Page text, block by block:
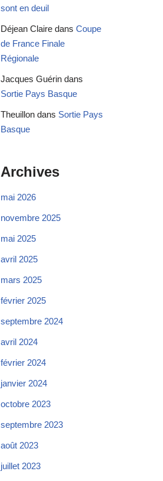
sont en deuil
Déjean Claire dans Coupe
de France Finale
Régionale
Jacques Guérin dans
Sortie Pays Basque
Theuillon dans Sortie Pays
Basque
Archives
mai 2026
novembre 2025
mai 2025
avril 2025
mars 2025
février 2025
septembre 2024
avril 2024
février 2024
janvier 2024
octobre 2023
septembre 2023
août 2023
juillet 2023